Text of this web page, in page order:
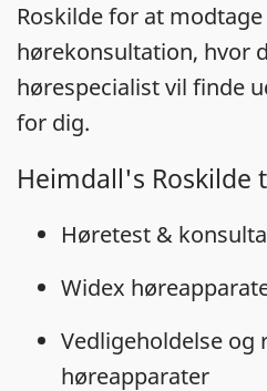
Roskilde for at modtage
hørekonsultation, hvor
hørespecialist vil finde
for dig.
Heimdall's Roskilde
Høretest &
Widex
Vedligeholdelse og
høreapparater